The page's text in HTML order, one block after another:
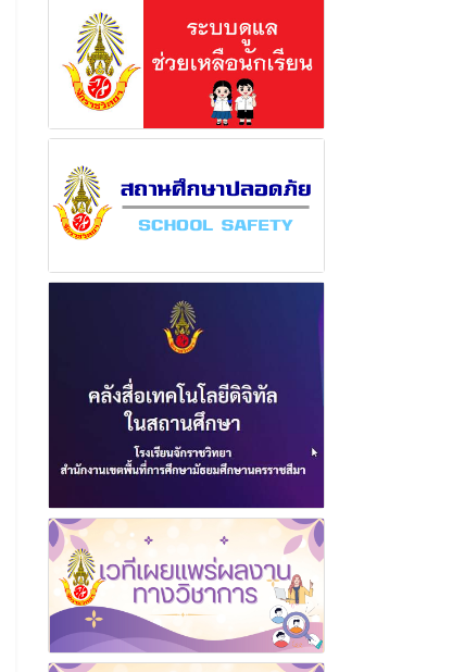
พุทธศักราช 2568
30 กันยายน 2568
อ่านเพิ่มเติม
พุทธศักราช